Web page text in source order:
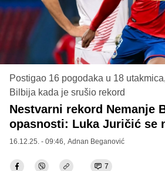
Postigao 16 pogodaka u 18
Bilbija kada je srušio rekord
Nestvarni rekord Nemanje
opasnosti: Luka Juričić se
16.12.25. - 09:46, Adnan Beganović
7